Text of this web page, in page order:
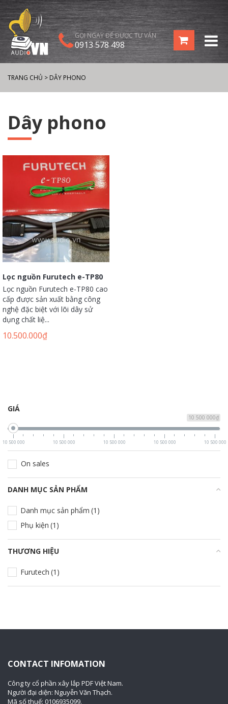
GỌI NGAY ĐỂ ĐƯỢC TƯ VẤN
0913 578 498
TRANG CHỦ > DÂY PHONO
Dây phono
Lọc nguồn Furutech e-TP80
Lọc nguồn Furutech e-TP80 cao
cấp được sản xuất bằng công
nghệ đặc biệt với lõi dây sử
dụng chất liệ...
10.500.000₫
GIÁ
10 500 000₫
10 500 000 10 500 000 10 500 000 10 500 000 10 500 000
On sales
DANH MỤC SẢN PHẨM
Danh mục sản phẩm (1)
Phụ kiện (1)
THƯƠNG HIỆU
Furutech (1)
CONTACT INFOMATION
Công ty cổ phần xây lắp PDF Việt Nam.
Người đại diện: Nguyễn Văn Thạch.
Mã số thuế: 0106935099.